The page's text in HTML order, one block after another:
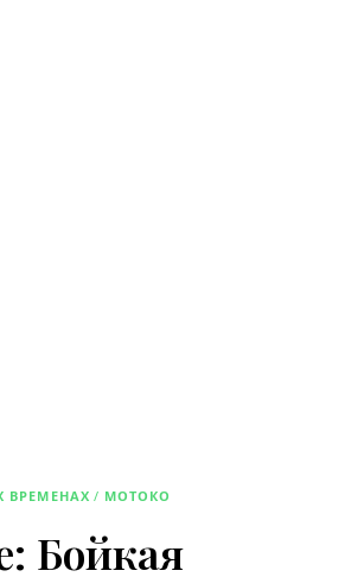
ВРЕМЕНАХ / МОТОКО
Бойкая